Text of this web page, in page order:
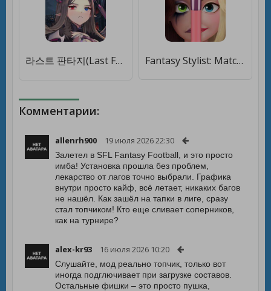
라스트 판타지(Last Fantasy) [Мод меню] Fantasy Stylist: Match 3 [Мод меню]
Комментарии:
allenrh900 19 июля 2026 22:30
Залетел в SFL Fantasy Football, и это просто
имба! Установка прошла без проблем,
лекарство от лагов точно выбрали. Графика
внутри просто кайф, всё летает, никаких багов
не нашёл. Как зашёл на тапки в лиге, сразу
стал топчиком! Кто еще сливает соперников,
как на турнире?
alex-kr93 16 июля 2026 10:20
Слушайте, мод реально топчик, только вот
иногда подглючивает при загрузке составов.
Остальные фишки – это просто пушка,